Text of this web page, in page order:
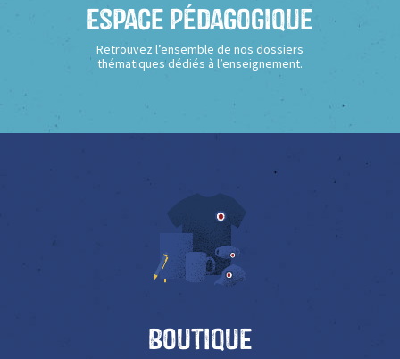
Espace Pédagogique
Retrouvez l’ensemble de nos dossiers
thématiques dédiés à l’enseignement.
Boutique